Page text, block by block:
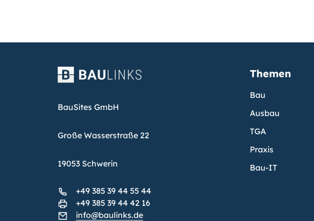
BauSites GmbH
Große Wasserstraße 22
19053 Schwerin
+49 385 39 44 55 44
+49 385 39 44 42 16
info@baulinks.de
Themen
Bau
Ausbau
TGA
Praxis
Bau-IT